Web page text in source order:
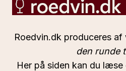
Roedvin.dk produceres af
den runde
Her på siden kan du læse